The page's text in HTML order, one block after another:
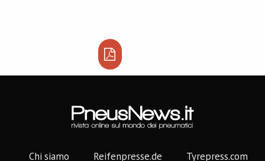
Chi siamo Reifenpresse.de Tyrepress.com